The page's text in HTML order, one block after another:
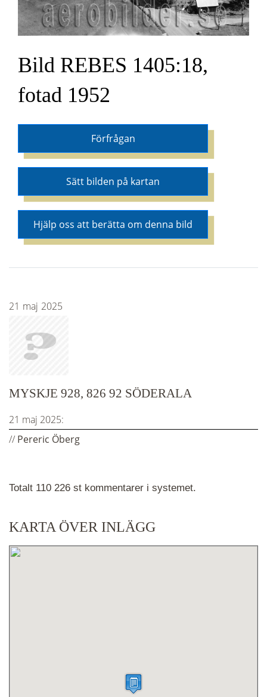
Bild REBES 1405:18,
fotad 1952
Förfrågan
Sätt bilden på kartan
Hjälp oss att berätta om denna bild
Totalt 110 226 st kommentarer i systemet.
KARTA ÖVER INLÄGG
21 maj 2025
MYSKJE 928, 826 92 SÖDERALA
21 maj 2025:
// Pereric Öberg